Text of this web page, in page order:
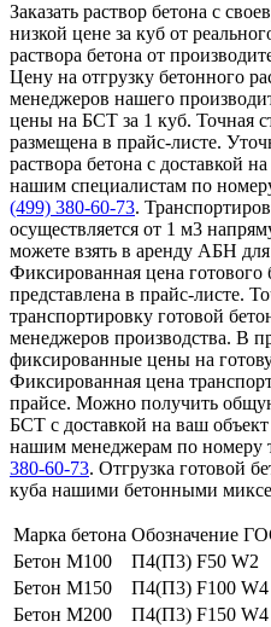
Заказать раствор бетона с
низкой цене за куб от
раствора бетона от
Цену на отгрузку бетонного
менеджеров нашего
цены на БСТ за 1 куб. Точная
размещена в прайс-листе.
раствора бетона с доставкой
нашим специалистам по
(499) 380-60-73.
осуществляется от 1 м3
можете взять в аренду АБН
Фиксированная цена готового
представлена в прайс-листе.
транспортировку готовой
менеджеров производства. В
фиксированные цены на
Фиксированная цена
прайсе. Можно получить
БСТ с доставкой на ваш
нашим менеджерам по номеру
380-60-73. Отгрузка готовой
куба нашими бетонными
Марка бетона Обозначение
Бетон М100
П4(П3) F50 W2
Бетон М150
П4(П3) F100 W4
Бетон М200
П4(П3) F150 W4